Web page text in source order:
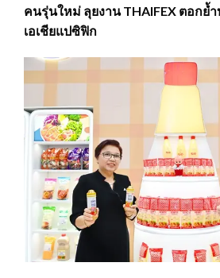
คนรุ่นใหม่ ลุยงาน THAIFEX ตอกย้
เอเชียแปซิฟิก